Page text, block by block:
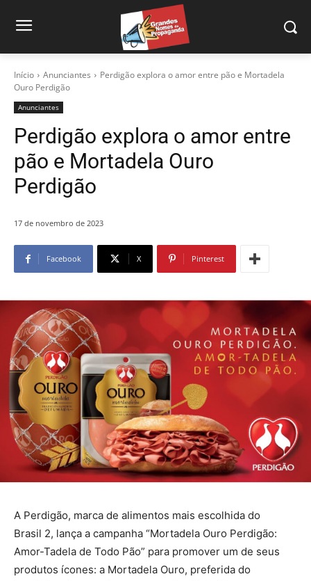
Início Anunciantes
Perdigão explora o amor entre pão e Mortadela
Ouro Perdigão
Anunciantes
Perdigão explora o amor entre
pão e Mortadela Ouro
Perdigão
17 de novembro de 2023
Facebook X Pinterest
A Perdigão, marca de alimentos mais escolhida do
Brasil 2, lança a campanha “Mortadela Ouro Perdigão:
Amor-Tadela de Todo Pão” para promover um de seus
produtos ícones: a Mortadela Ouro, preferida do